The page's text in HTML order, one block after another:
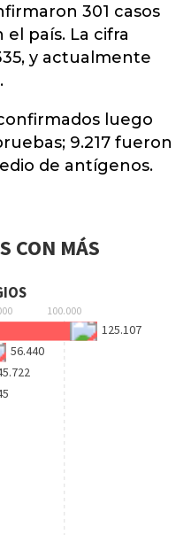
301 casos
el país. La cifra
y actualmente
luego
9.217 fueron
de antígenos.